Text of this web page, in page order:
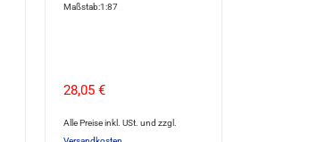
Maßstab:1:87
28,05 €
Alle Preise inkl. USt. und zzgl.